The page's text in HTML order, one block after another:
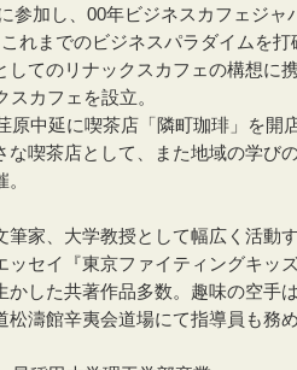
参加し、00年ビジネスカフェジャ
れまでのビジネスパラダイムを打
してのリナックスカフェの構想に
カフェを設立。
原中延に喫茶店「隣町珈琲」を開
な喫茶店として、また地域の学び
筆家、大学教授として幅広く活動
ッセイ『東京ファイティングキッ
かした共著作品多数。趣味の空手
松濤館辛夷会道場にて指導員も務